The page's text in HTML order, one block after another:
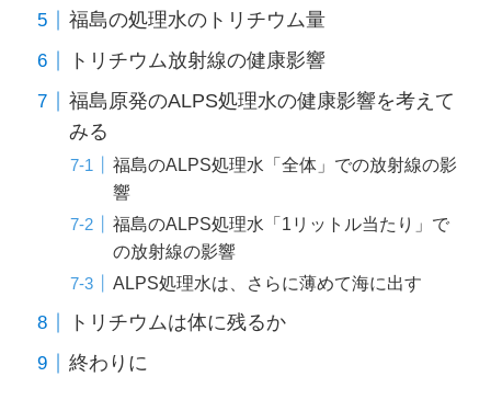
福島の処理水のトリチウム量
トリチウム放射線の健康影響
福島原発のALPS処理水の健康影響を考えて
みる
福島のALPS処理水「全体」での放射線の影
響
福島のALPS処理水「1リットル当たり」で
の放射線の影響
ALPS処理水は、さらに薄めて海に出す
トリチウムは体に残るか
終わりに